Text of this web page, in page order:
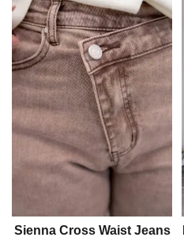
S L XL
Sienna Cross Waist Jeans